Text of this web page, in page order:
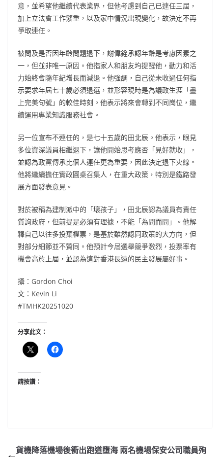
意，並希望他繼續代表業界，但他考慮到自己已連任三屆，
加上立法會工作繁重，以及家中情況出現變化，故決定不再
爭取連任。
被問及是否因年齡問題退下，謝偉銓承認年齡是考慮因素之
一，但並非唯一原因。他指家人和朋友均提醒他，動力和活
力始終會隨年紀增長而減退。他強調，自己從未收過任何指
示要求年屆七十歲必須退選，並形容現時是為議政生涯「畫
上完美句號」的較佳時刻。他表示將來會轉到不同崗位，繼
續運用專業知識服務社會。
另一位宣布不連任的，是七十五歲的田北辰。他表示，眼見
多位資深議員相繼退下，讓他開始思考應否「見好就收」，
並認為政黨傳承比個人連任更為重要，因此決定退下火線。
他將繼續擔任實政圓桌召集人，在重大政策，特別是鐵路發
展方面發表意見。
對於被稱為建制派中的「壞孩子」，田北辰認為議員有責任
質詢政府，但前提是必須有理據，不能「為問而問」。他解
釋自己以往多投棄權票，是基於雖然認同政策的大方向，但
對部分細節並不贊同。他預計今屆選舉競爭激烈，投票率有
機會高於上屆，並認為這對香港長遠的民主發展屬好事。
攝：Gordon Choi
文：Kevin Li
#TMHK20251020
分享此文：
請按讚：
貨機降落機場後衝出跑道墮海 兩名機場保安公司職員殉